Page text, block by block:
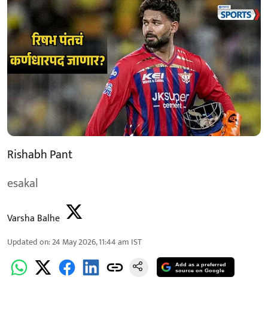
Rishabh Pant
esakal
Varsha Balhe
Updated on:24 May 2026, 11:44 am IST
Add as a preferred
source on Google